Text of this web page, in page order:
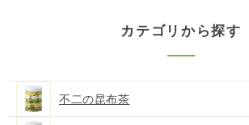
カテゴリから探す
不二の昆布茶